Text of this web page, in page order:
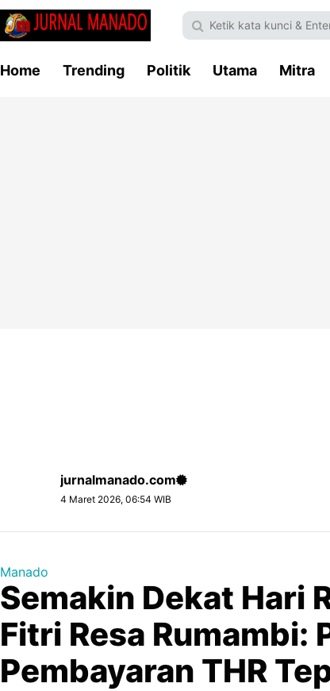
Home Trending Politik Utama Mitra
jurnalmanado.com
4 Maret 2026, 06:54 WIB
Manado
Semakin Dekat Hari
Fitri Resa Rumambi:
Pembayaran THR